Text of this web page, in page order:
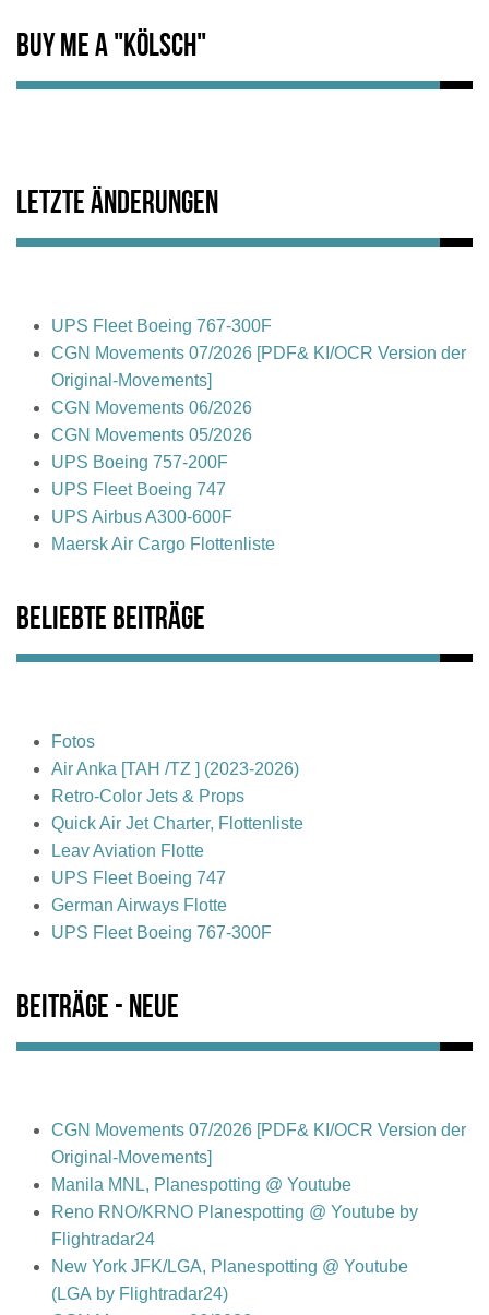
Buy me a "Kölsch"
Letzte Änderungen
UPS Fleet Boeing 767-300F
CGN Movements 07/2026 [PDF& KI/OCR Version der
Original-Movements]
CGN Movements 06/2026
CGN Movements 05/2026
UPS Boeing 757-200F
UPS Fleet Boeing 747
UPS Airbus A300-600F
Maersk Air Cargo Flottenliste
Beliebte Beiträge
Fotos
Air Anka [TAH /TZ ] (2023-2026)
Retro-Color Jets & Props
Quick Air Jet Charter, Flottenliste
Leav Aviation Flotte
UPS Fleet Boeing 747
German Airways Flotte
UPS Fleet Boeing 767-300F
Beiträge - Neue
CGN Movements 07/2026 [PDF& KI/OCR Version der
Original-Movements]
Manila MNL, Planespotting @ Youtube
Reno RNO/KRNO Planespotting @ Youtube by
Flightradar24
New York JFK/LGA, Planespotting @ Youtube
(LGA by Flightradar24)